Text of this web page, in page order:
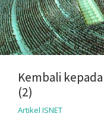
Kembali
(2)
Artikel ISNET